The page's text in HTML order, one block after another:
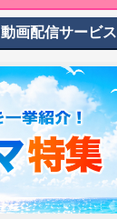
動画配信サービス